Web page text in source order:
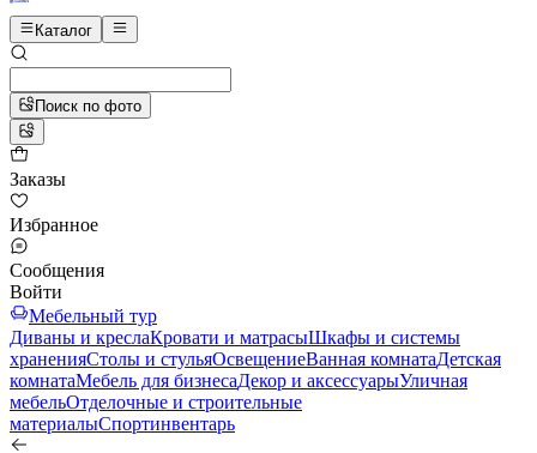
Каталог
Поиск по фото
Заказы
Избранное
Сообщения
Войти
Мебельный тур
Диваны и креслаКровати и матрасыШкафы и системы
храненияСтолы и стульяОсвещениеВанная комнатаДетская
комнатаМебель для бизнесаДекор и аксессуарыУличная
мебельОтделочные и строительные
материалыСпортинвентарь